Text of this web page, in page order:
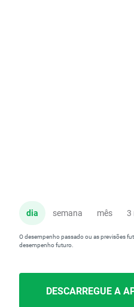
dia semana mês 3
O desempenho passado ou as previsões
desempenho futuro.
DESCARREGUE A